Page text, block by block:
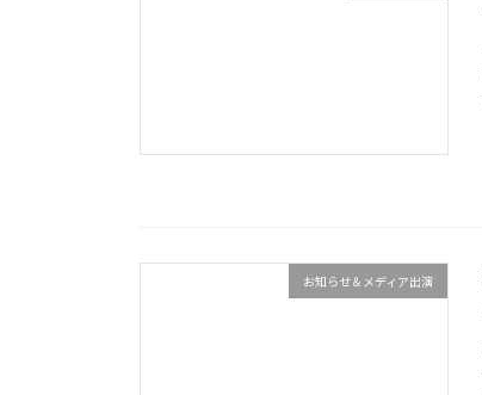
お知らせ＆メディア出演